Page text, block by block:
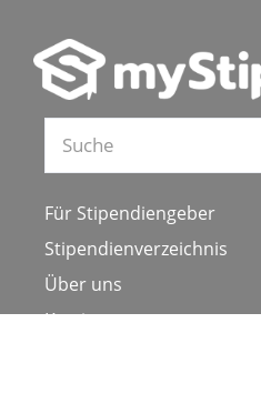
Für Stipendiengeber
Stipendienverzeichnis
Über uns
Karriere